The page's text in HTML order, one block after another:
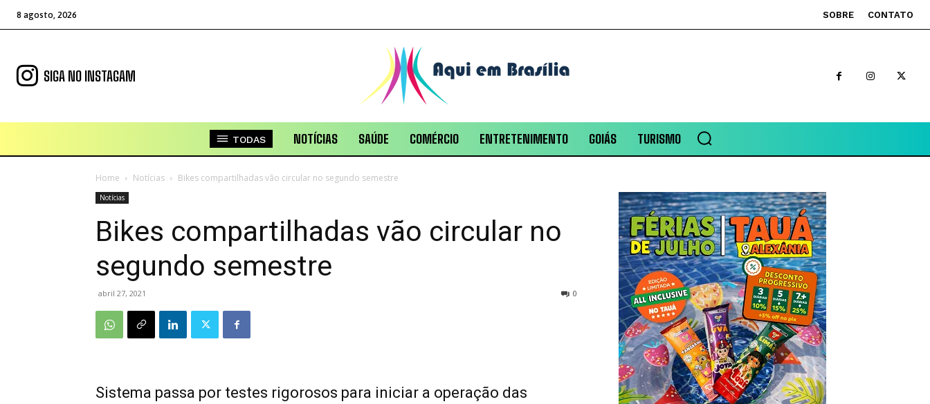
8 agosto, 2026 SOBRE CONTATO
SIGA NO INSTAGAM
TODAS NOTÍCIAS SAÚDE COMÉRCIO ENTRETENIMENTO GOIÁS TURISMO
Home Notícias Bikes compartilhadas vão circular no segundo semestre
Notícias
Bikes compartilhadas vão circular no
segundo semestre
abril 27, 2021 0
Sistema passa por testes rigorosos para iniciar a operação das